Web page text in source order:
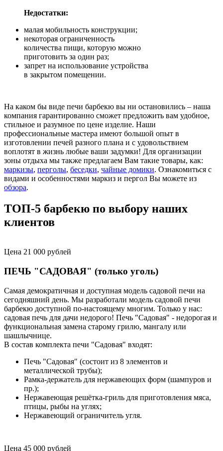
Недостатки:
малая мобильность конструкции;
некоторая ограниченность
количества пищи, которую можно
приготовить за один раз;
запрет на использование устройства
в закрытом помещении.
На каком бы виде печи барбекю вы ни остановились – наша
компания гарантированно сможет предложить вам удобное,
стильное и разумное по цене изделие. Наши
профессиональные мастера имеют большой опыт в
изготовлении печей разного плана и с удовольствием
воплотят в жизнь любые ваши задумки! Для организации
зоны отдыха мы также предлагаем Вам такие товары, как:
маркизы, перголы, беседки, чайные домики. Ознакомиться с
видами и особенностями маркиз и пергол Вы можете из
обзора.
ТОП-5 барбекю по выбору наших
клиентов
Цена 21 000 рублей
ПЕЧЬ "САДОВАЯ" (только уголь)
Самая демократичная и доступная модель садовой печи на
сегодняшний день. Мы разработали модель садовой печи
барбекю доступной по-настоящему многим. Только у нас:
садовая печь для дачи недорого! Печь "Садовая" - недорогая и
функциональная замена старому грилю, мангалу или
шашлычнице.
В состав комплекта печи "Садовая" входят:
Печь "Садовая" (состоит из 8 элементов и
металлической трубы);
Рамка-держатель для нержавеющих форм (шампуров и
пр.);
Нержавеющая решётка-гриль для приготовления мяса,
птицы, рыбы на углях;
Нержавеющий ограничитель угля.
Цена 45 000 рублей